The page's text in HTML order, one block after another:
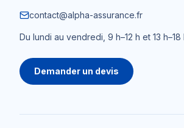
contact@alpha-assurance.fr
Du lundi au vendredi, 9 h–12 h et 13 h–18
Demander un devis